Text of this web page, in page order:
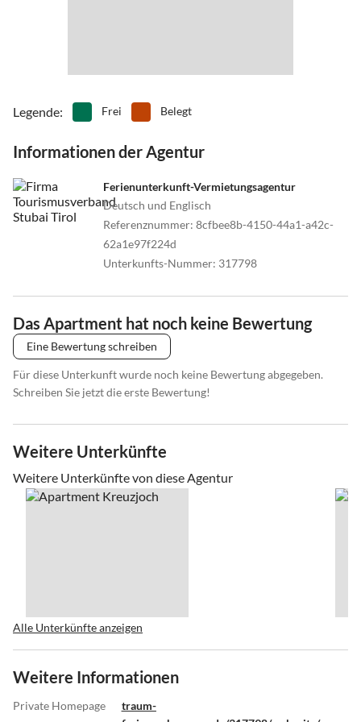
Legende: Frei Belegt
Informationen der Agentur
Ferienunterkunft-Vermietungsagentur
Deutsch und Englisch
Referenznummer: 8cfbee8b-4150-44a1-a42c-
62a1e97f224d
Unterkunfts-Nummer: 317798
Das Apartment hat noch keine Bewertung
Eine Bewertung schreiben
Für diese Unterkunft wurde noch keine Bewertung abgegeben.
Schreiben Sie jetzt die erste Bewertung!
Weitere Unterkünfte
Weitere Unterkünfte von diese Agentur
Alle Unterkünfte anzeigen
Weitere Informationen
Private Homepage
traum-